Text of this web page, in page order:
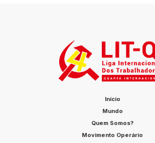
Início
Mundo
Quem Somos?
Movimento Operário